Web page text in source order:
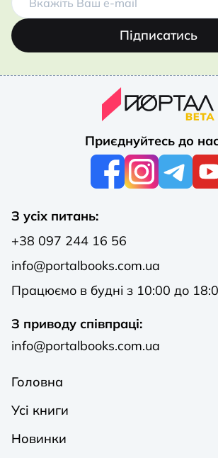
Підписатись
Приєднуйтесь до
З усіх питань:
+38 097 244 16 56
info@portalbooks.com.ua
Працюємо в будні з 10:00 до
З приводу співпраці:
info@portalbooks.com.ua
Головна
Усі книги
Новинки